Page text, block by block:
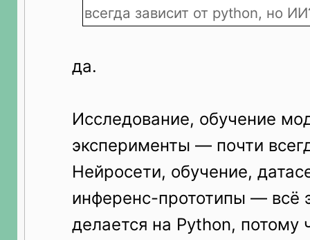
всегда зависит от python, но
да.
Исследование, обучение
эксперименты — почти
Нейросети, обучение,
инференс-прототипы — всё
делается на Python, потому